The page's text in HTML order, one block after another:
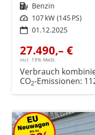
Kraftstoff Benzin
Leistung 107 kW (145 PS)
01.12.2025
27.490,– €
incl. 19% MwSt.
Verbrauch
CO2-Emissionen: